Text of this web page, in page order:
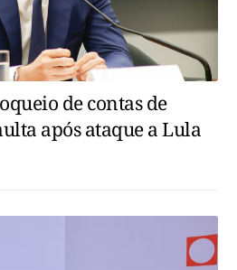
de contas de
após ataque a Lula